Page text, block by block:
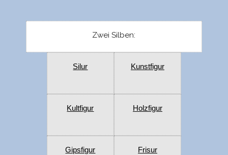
Zwei Silben:
Silur Kunstfigur
Kultfigur Holzfigur
Gipsfigur Frisur